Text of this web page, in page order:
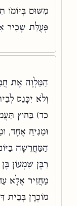
מִשּׁוּם בְּיוֹמוֹ
פְּעֻלַּת שָׂכִיר
הַמַּלְוֶה אֶת
וְלֹא יִכָּנֵס
כד) בַּחוּץ
וּמַנִּיחַ אֶחָד,
הַמַּחֲרֵשָׁה
רַבָּן שִׁמְעוֹן
מַחֲזִיר אֶלָּא
מוֹכְרָן בְּבֵית